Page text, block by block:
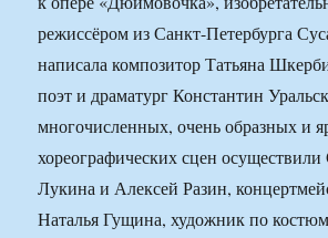
режиссёром из Санкт-Петербурга
написала композитор Татьяна
поэт и драматург Константин
многочисленных, очень образных и
хореографических сцен осуществили
Лукина и Алексей Разин,
Наталья Гущина, художник по